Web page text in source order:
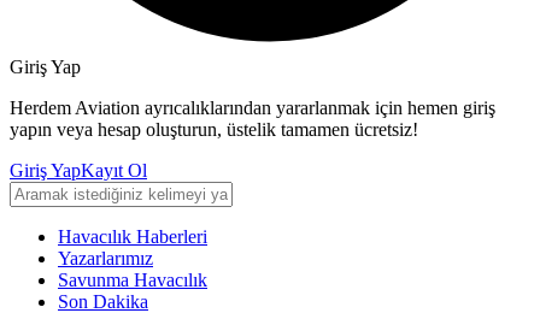
Giriş Yap
Herdem Aviation ayrıcalıklarından yararlanmak için hemen giriş
yapın veya hesap oluşturun, üstelik tamamen ücretsiz!
Giriş YapKayıt Ol
Havacılık Haberleri
Yazarlarımız
Savunma Havacılık
Son Dakika